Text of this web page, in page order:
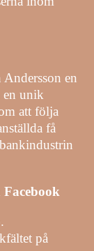
en
en unik
att följa
få
på